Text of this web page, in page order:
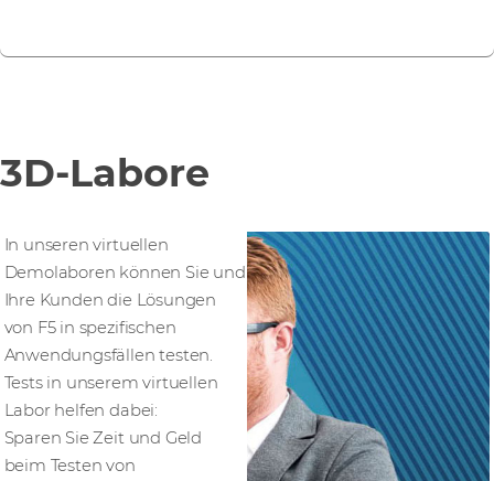
3D-Labore
In unseren virtuellen
Demolaboren können Sie und
Ihre Kunden die Lösungen
von F5 in spezifischen
Anwendungsfällen testen.
Tests in unserem virtuellen
Labor helfen dabei:
Sparen Sie Zeit und Geld
beim Testen von